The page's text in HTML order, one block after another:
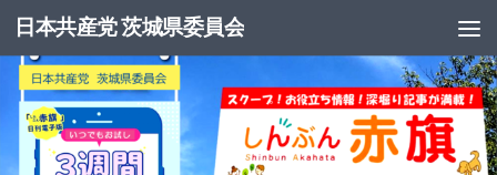
コンテンツへスキップ
日本共産党 茨城県委員会